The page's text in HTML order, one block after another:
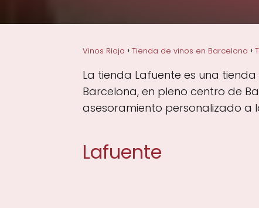
Vinos Rioja Tienda de vinos en Barcelona
La tienda Lafuente es una tienda
Barcelona, en pleno centro de
asesoramiento personalizado a
Lafuente